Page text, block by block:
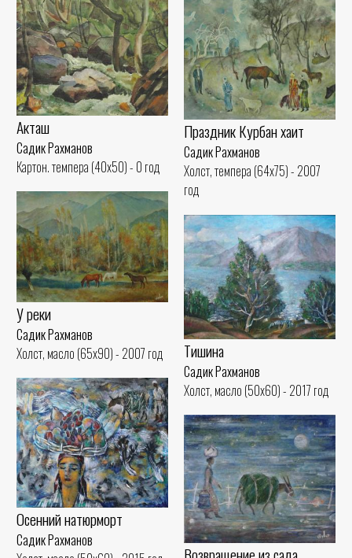
Акташ
Садик Рахманов
Картон. темпера (40x50) - 0 год
Праздник Курбан хаит
Садик Рахманов
Холст, темпера (64x75) - 2007
год
У реки
Садик Рахманов
Холст, масло (65x90) - 2007 год
Тишина
Садик Рахманов
Холст, масло (50x60) - 2017 год
Осенний натюрморт
Садик Рахманов